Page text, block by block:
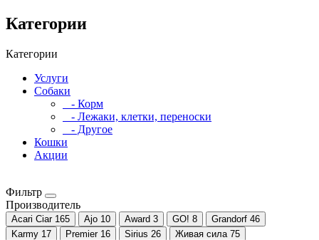
Категории
Категории
Услуги
Собаки
- Корм
- Лежаки, клетки, переноски
- Другое
Кошки
Акции
Фильтр
Производитель
Acari Ciar 165 Ajo 10 Award 3 GO! 8 Grandorf 46
Karmy 17 Premier 16 Sirius 26 Живая сила 75